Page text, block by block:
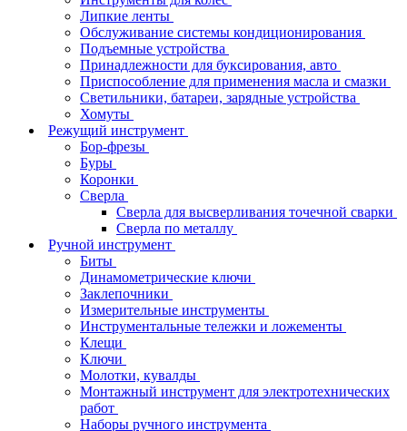
Липкие ленты
Обслуживание системы кондиционирования
Подъемные устройства
Принадлежности для буксирования, авто
Приспособление для применения масла и смазки
Светильники, батареи, зарядные устройства
Хомуты
Режущий инструмент
Бор-фрезы
Буры
Коронки
Сверла
Сверла для высверливания точечной сварки
Сверла по металлу
Ручной инструмент
Биты
Динамометрические ключи
Заклепочники
Измерительные инструменты
Инструментальные тележки и ложементы
Клещи
Ключи
Молотки, кувалды
Монтажный инструмент для электротехнических
работ
Наборы ручного инструмента